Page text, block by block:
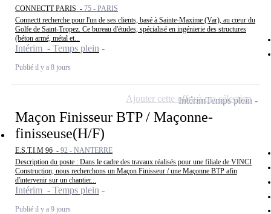
CONNECTT PARIS - 75 - PARIS
Connectt recherche pour l'un de ses clients, basé à Sainte-Maxime (Var), au cœur du
Golfe de Saint-Tropez. Ce bureau d'études, spécialisé en ingénierie des structures
(béton armé, métal et...
Intérim - Temps plein
Publié il y a 8 jours
Maçon Finisseur BTP / Maçonne-
finisseuse(H/F)
E.S.T.I.M 96 - 92 - NANTERRE
Description du poste : Dans le cadre des travaux réalisés pour une filiale de VINCI
Construction, nous recherchons un Maçon Finisseur / une Maçonne BTP afin
d'intervenir sur un chantier...
Intérim - Temps plein
Publié il y a 9 jours
IntérimTemps plein
Ajouter cette offre à ma sélection